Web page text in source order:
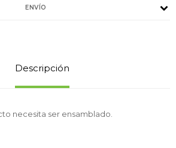
ENVÍO
Descripción
necesita ser ensamblado.